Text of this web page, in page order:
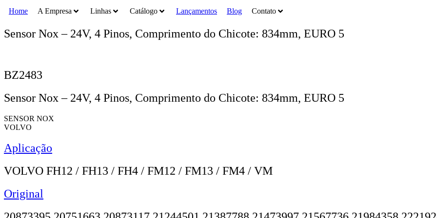
Home A Empresa Linhas Catálogo Lançamentos Blog Contato
Sensor Nox – 24V, 4 Pinos, Comprimento do Chicote: 834mm, EURO 5
BZ2483
Sensor Nox – 24V, 4 Pinos, Comprimento do Chicote: 834mm, EURO 5
SENSOR NOX
VOLVO
Aplicação
VOLVO FH12 / FH13 / FH4 / FM12 / FM13 / FM4 / VM
Original